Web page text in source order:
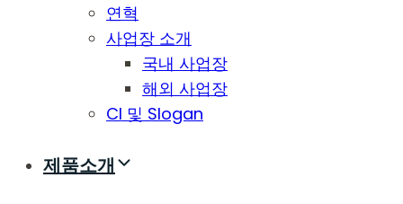
연혁
사업장 소개
국내 사업장
해외 사업장
CI 및 Slogan
제품소개